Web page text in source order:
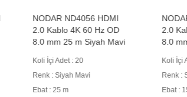
NODAR ND4056 HDMI
2.0 Kablo 4K 60 Hz OD
8.0 mm 25 m Siyah Mavi
Koli İçi Adet : 20
Renk : Siyah Mavi
Ebat : 25 m
2.0
8.0
Koli İçi
Renk :
Ebat :